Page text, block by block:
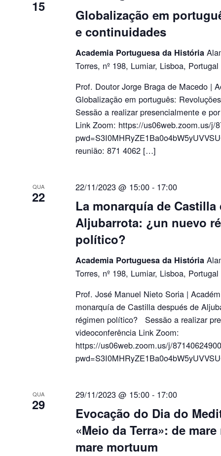
15
Globalização em
e continuidades
Academia Portuguesa da História
Torres, nº 198, Lumiar, Lisboa, Portugal
Prof. Doutor Jorge Braga de Macedo |
Globalização em português:
Sessão a realizar presencialmente e
Link Zoom: https://us06web.zoom.us/j/
reunião: 871 4062 […]
QUA
22
La monarquía de Castilla
Aljubarrota: ¿un nuevo
político?
22/11/2023 @ 15:00 - 17:00
Academia Portuguesa da História
Torres, nº 198, Lumiar, Lisboa, Portugal
Prof. José Manuel Nieto Soria |
monarquía de Castilla después de
régimen político? Sessão a realizar
videoconferência Link Zoom:
https://us06web.zoom.us/j/
QUA
29
Evocação do Dia do
«Meio da Terra»: de
mare mortuum
29/11/2023 @ 15:00 - 17:00